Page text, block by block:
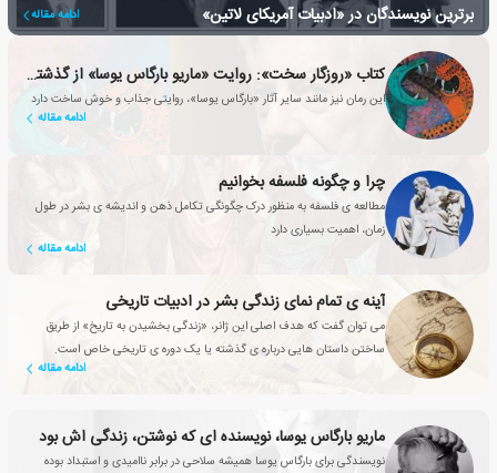
برترین نویسندگان در «ادبیات آمریکای لاتین» ادامه مقاله
کتاب «روزگار سخت»: روایت «ماریو بارگاس یوسا» از گذشته ای ناآرام
این رمان نیز مانند سایر آثار «بارگاس یوسا»، روایتی جذاب و خوش ساخت دارد
ادامه مقاله
چرا و چگونه فلسفه بخوانیم
مطالعه ی فلسفه به منظور درک چگونگی تکامل ذهن و اندیشه ی بشر در طول
زمان، اهمیت بسیاری دارد
ادامه مقاله
آینه ی تمام نمای زندگی بشر در ادبیات تاریخی
می توان گفت که هدف اصلی این ژانر، «زندگی بخشیدن به تاریخ» از طریق
ساختن داستان هایی درباره ی گذشته یا یک دوره ی تاریخی خاص است.
ادامه مقاله
ماریو بارگاس یوسا، نویسنده ای که نوشتن، زندگی اش بود
نویسندگی برای بارگاس یوسا همیشه سلاحی در برابر ناامیدی و استبداد بوده